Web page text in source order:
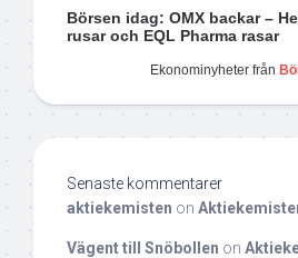
Börsen idag: OMX backar –
rusar och EQL Pharma rasar
Ekonominyheter från
Senaste kommentarer
aktiekemisten on
Vägent till Snöbollen on